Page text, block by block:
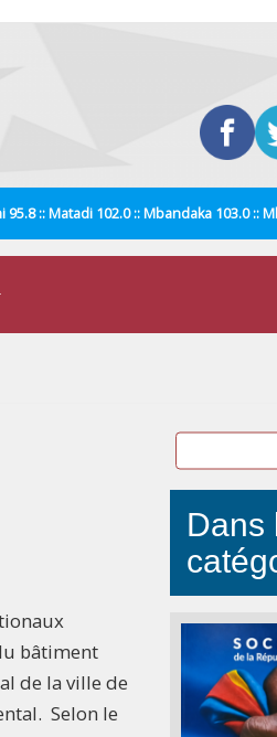
:: Matadi 102.0 :: Mbandaka 103.0 ::
bâtiment
de la ville de
Selon le
Dans